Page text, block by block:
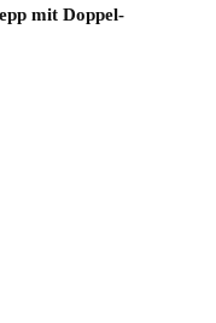
mit Doppel-